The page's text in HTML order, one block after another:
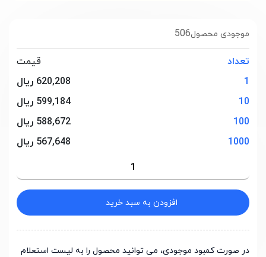
506موجودی محصول
تعداد
قیمت
1
620,208 ریال
10
599,184 ریال
100
588,672 ریال
1000
567,648 ریال
افزودن به سبد خرید
در صورت کمبود موجودی، می توانید محصول را به لیست استعلام